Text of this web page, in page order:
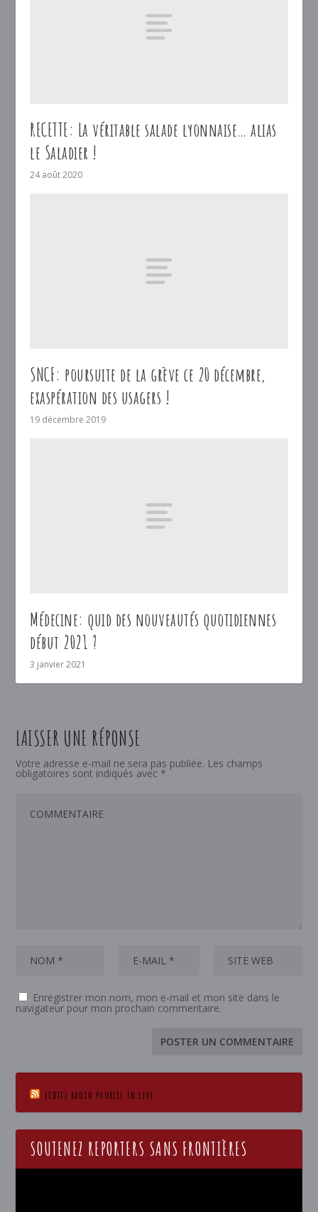
RECETTE: La véritable salade lyonnaise… alias
le Saladier !
24 août 2020
SNCF: poursuite de la grève ce 20 décembre,
exaspération des usagers !
19 décembre 2019
Médecine: quid des nouveautés quotidiennes
début 2021 ?
3 janvier 2021
LAISSER UNE RÉPONSE
Votre adresse e-mail ne sera pas publiée. Les champs
obligatoires sont indiqués avec *
Enregistrer mon nom, mon e-mail et mon site dans le
navigateur pour mon prochain commentaire.
ECOTEZ RADIO PLURIEL EN LIVE
SOUTENEZ REPORTERS SANS FRONTIÈRES